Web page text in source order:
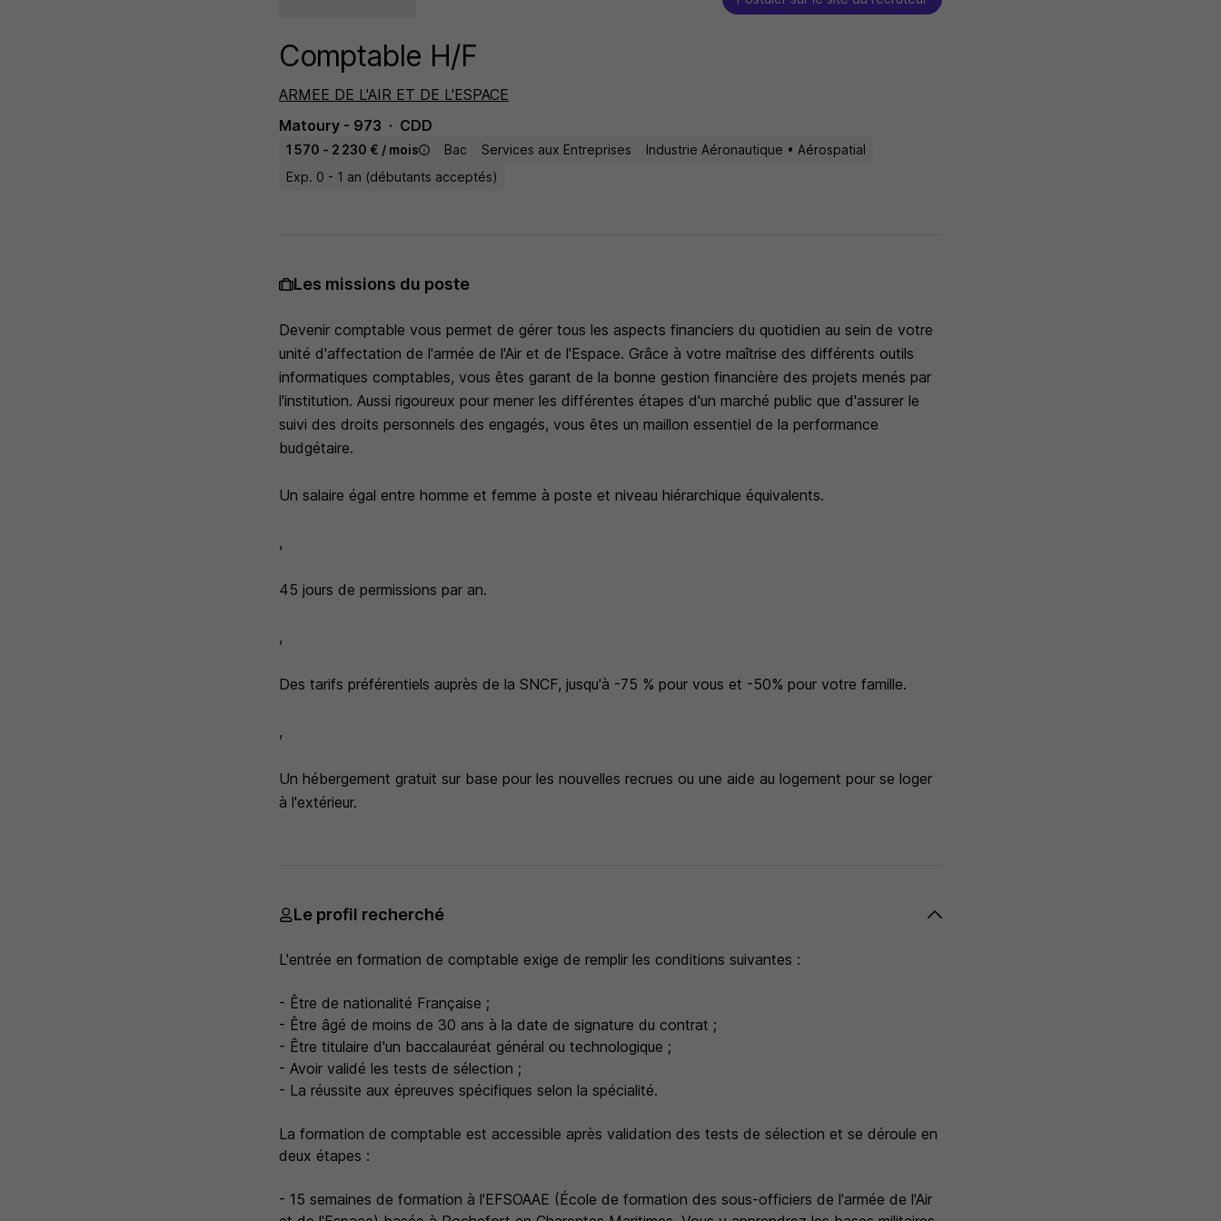
Comptable H/F
ARMEE DE L'AIR ET DE L'ESPACE
Matoury - 973
CDD
1 570 - 2 230 € / mois Bac Services aux Entreprises
Industrie Aéronautique • Aérospatial
Exp. 0 - 1 an (débutants acceptés)
Les missions du poste
Devenir comptable vous permet de gérer tous les aspects financiers du quotidien au sein de votre
unité d'affectation de l'armée de l'Air et de l'Espace. Grâce à votre maîtrise des différents outils
informatiques comptables, vous êtes garant de la bonne gestion financière des projets menés par
l'institution. Aussi rigoureux pour mener les différentes étapes d'un marché public que d'assurer le
suivi des droits personnels des engagés, vous êtes un maillon essentiel de la performance
budgétaire.
Un salaire égal entre homme et femme à poste et niveau hiérarchique équivalents.
,
45 jours de permissions par an.
,
Des tarifs préférentiels auprès de la SNCF, jusqu'à -75 % pour vous et -50% pour votre famille.
,
Un hébergement gratuit sur base pour les nouvelles recrues ou une aide au logement pour se loger
à l'extérieur.
Le profil recherché
L'entrée en formation de comptable exige de remplir les conditions suivantes :
- Être de nationalité Française ;
- Être âgé de moins de 30 ans à la date de signature du contrat ;
- Être titulaire d'un baccalauréat général ou technologique ;
- Avoir validé les tests de sélection ;
- La réussite aux épreuves spécifiques selon la spécialité.
La formation de comptable est accessible après validation des tests de sélection et se déroule en
deux étapes :
- 15 semaines de formation à l'EFSOAAE (École de formation des sous-officiers de l'armée de l'Air